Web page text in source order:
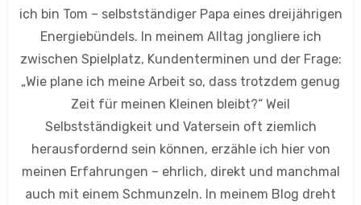
ich bin Tom – selbstständiger Papa eines dreijährigen
Energiebündels. In meinem Alltag jongliere ich
zwischen Spielplatz, Kundenterminen und der Frage:
„Wie plane ich meine Arbeit so, dass trotzdem genug
Zeit für meinen Kleinen bleibt?“ Weil
Selbstständigkeit und Vatersein oft ziemlich
herausfordernd sein können, erzähle ich hier von
meinen Erfahrungen – ehrlich, direkt und manchmal
auch mit einem Schmunzeln. In meinem Blog dreht